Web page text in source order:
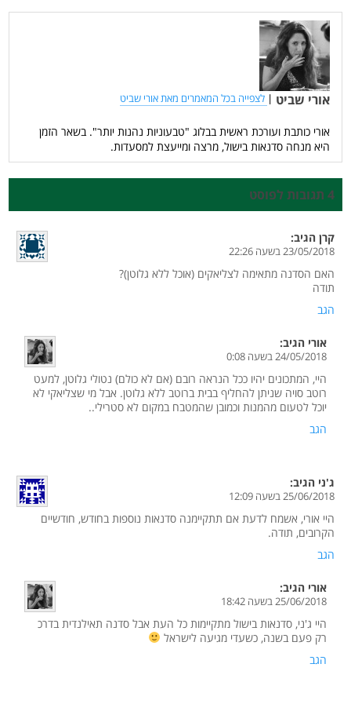
אורי שביט | לצפייה בכל המאמרים מאת אורי שביט
אורי כותבת ועורכת ראשית בבלוג "טבעוניות נהנות יותר". בשאר הזמן
היא מנחה סדנאות בישול, מרצה ומייעצת למסעדות.
4 תגובות לפוסט
קרן הגיב:
23/05/2018 בשעה 22:26
האם הסדנה מתאימה לצליאקים (אוכל ללא גלוטן)?
תודה
הגב
אורי הגיב:
24/05/2018 בשעה 0:08
היי, המתכונים יהיו ככל הנראה רובם (אם לא כולם) נטולי גלוטן, למעט
רוטב סויה שניתן להחליף בבית ברוטב ללא גלוטן. אבל מי שצליאקי לא
יוכל לטעום מהמנות וכמובן שהמטבח במקום לא סטרילי..
הגב
ג'ני הגיב:
25/06/2018 בשעה 12:09
היי אורי, אשמח לדעת אם תתקיימנה סדנאות נוספות בחודש, חודשיים
הקרובים, תודה.
הגב
אורי הגיב:
25/06/2018 בשעה 18:42
היי ג'ני, סדנאות בישול מתקיימות כל העת אבל סדנה תאילנדית בדרכ
רק פעם בשנה, כשעדי מגיעה לישראל
הגב